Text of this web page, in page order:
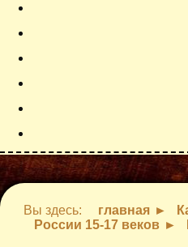
Вы здесь: главная
России 15-17 веков